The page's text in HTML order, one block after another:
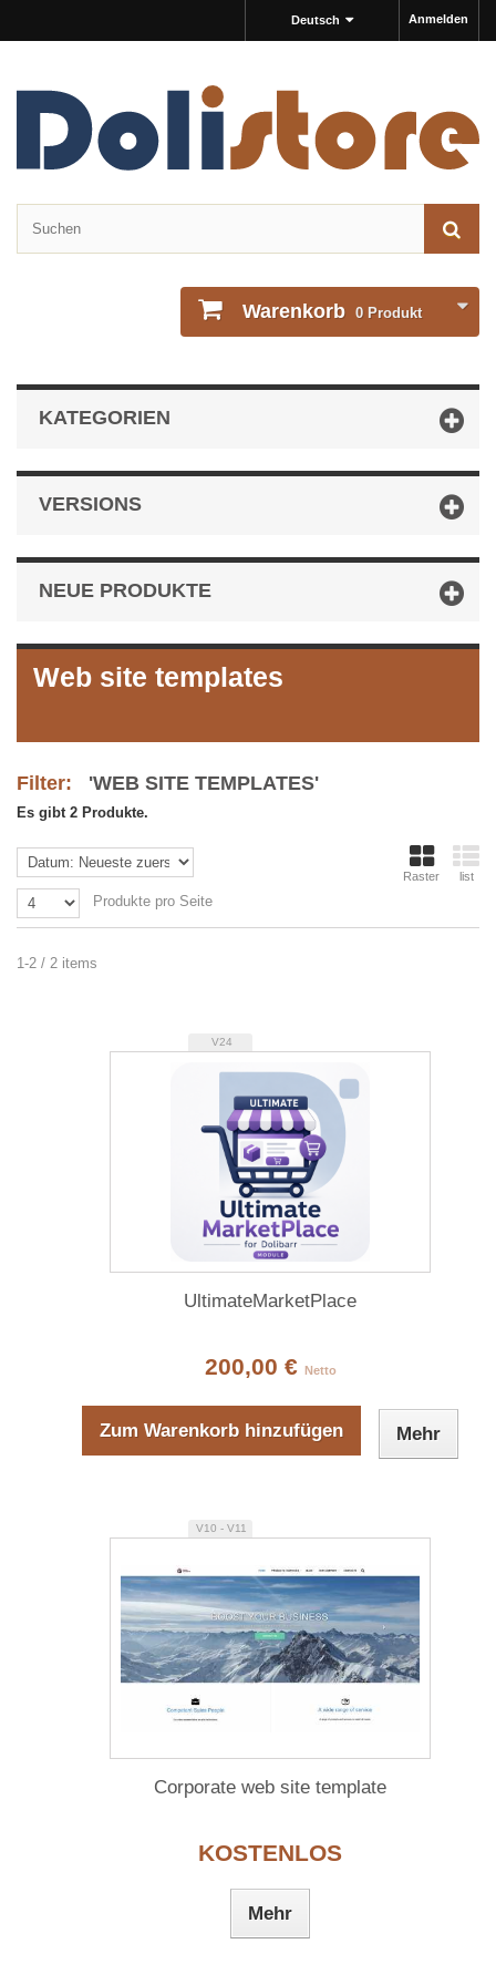
Anmelden
Deutsch
Warenkorb 0 Produkt
KATEGORIEN
VERSIONS
NEUE PRODUKTE
Web site templates
Filter: 'WEB SITE TEMPLATES'
Es gibt 2 Produkte.
Raster list
Produkte pro Seite
1-2 / 2 items
V24
UltimateMarketPlace
200,00 € Netto
Zum Warenkorb hinzufügen Mehr
V10 - V11
Corporate web site template
KOSTENLOS
Mehr